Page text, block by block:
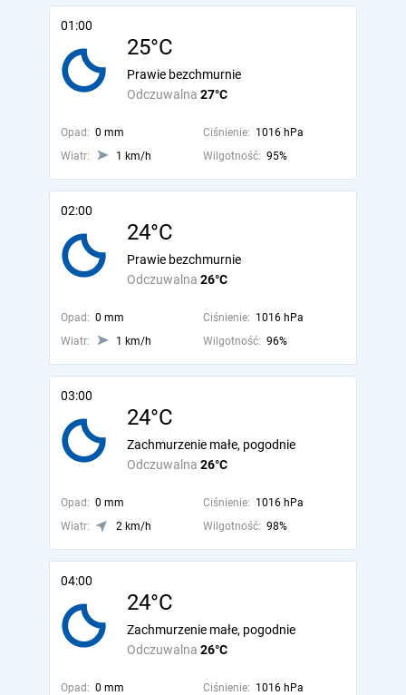
01:00
25°C
Odczuwalna 27°C
Prawie bezchmurnie
Opad: 0 mm Ciśnienie: 1016 hPa
Wiatr:
1 km/h Wilgotność: 95%
02:00
24°C
Odczuwalna 26°C
Prawie bezchmurnie
Opad: 0 mm Ciśnienie: 1016 hPa
Wiatr:
1 km/h Wilgotność: 96%
03:00
24°C
Odczuwalna 26°C
Zachmurzenie małe, pogodnie
Opad: 0 mm Ciśnienie: 1016 hPa
Wiatr:
2 km/h Wilgotność: 98%
04:00
24°C
Odczuwalna 26°C
Zachmurzenie małe, pogodnie
Opad: 0 mm Ciśnienie: 1016 hPa